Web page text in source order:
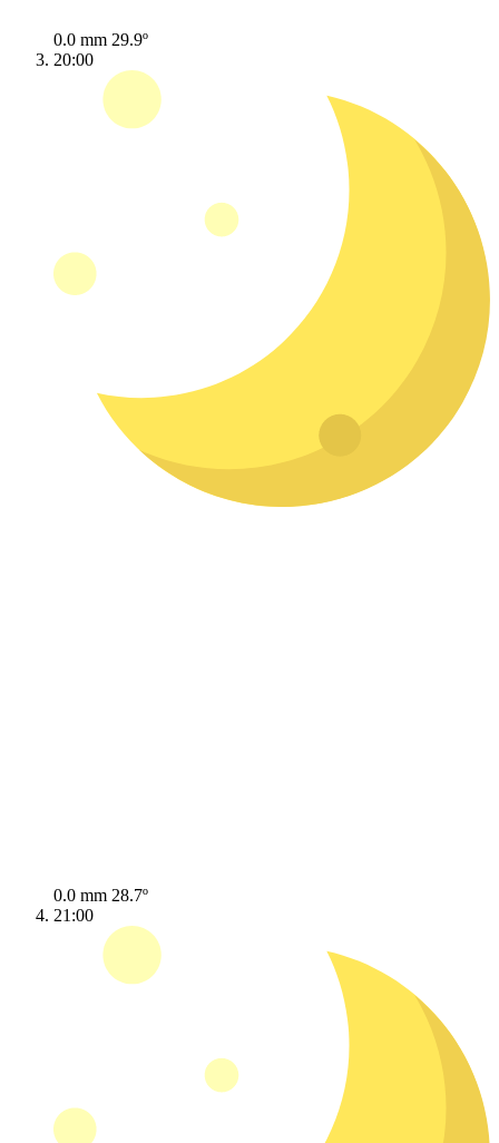
0.0 mm 29.9º
20:00
0.0 mm 28.7º
21:00